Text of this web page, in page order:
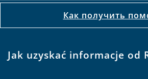
Как получить
Jak uzyskać informacje od